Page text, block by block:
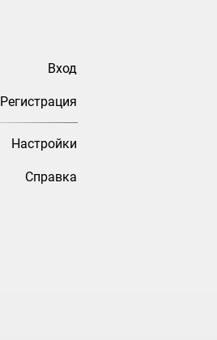
Вход
Регистрация
Настройки
Справка